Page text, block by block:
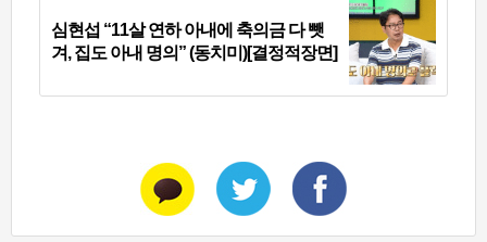
심현섭 “11살 연하 아내에 축의금 다 뺏
겨, 집도 아내 명의” (동치미)[결정적장면]